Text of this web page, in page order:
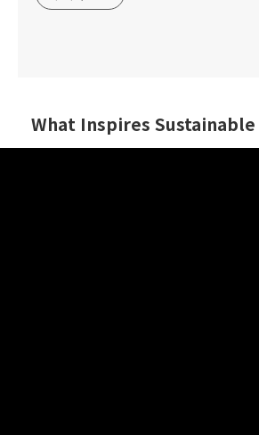
What Inspires